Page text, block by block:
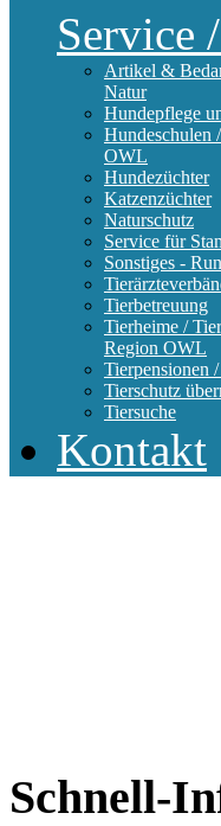
Service
Artikel &
Natur
Hundepflege
Hundeschulen
OWL
Hundezüchter
Katzenzüchter
Naturschutz
Service für
Sonstiges -
Tierbetreuung
Tierheime /
Region OWL
Tierpensionen
Tierschutz
Tiersuche
Kontakt
Schnell-